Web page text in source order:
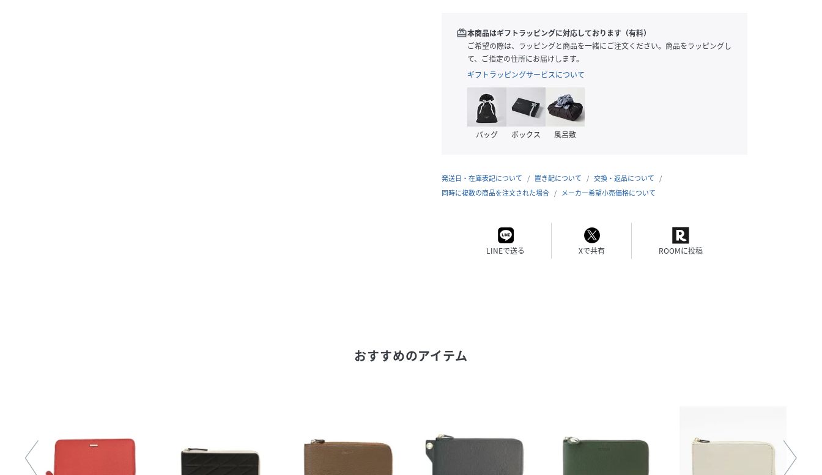
redeem本商品はギフトラッピングに対応しております（有料）
ご希望の際は、ラッピングと商品を一緒にご注文ください。商品をラッピングし
て、ご指定の住所にお届けします。
ギフトラッピングサービスについて
バッグ ボックス 風呂敷
発送日・在庫表記について 置き配について
交換・返品について
同時に複数の商品を注文された場合
メーカー希望小売価格について
LINEで送る Xで共有 ROOMに投稿
おすすめのアイテム